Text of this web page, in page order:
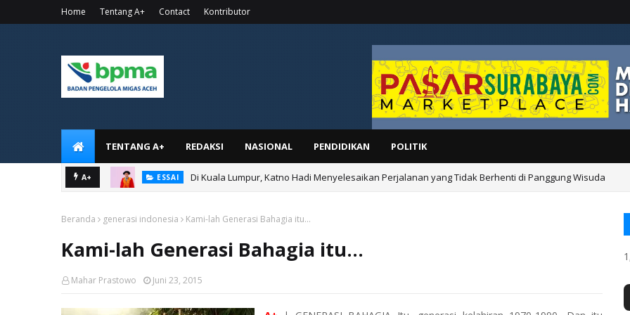
Home Tentang A+ Contact Kontributor
TENTANG A+ REDAKSI NASIONAL PENDIDIKAN POLITIK
A+ ESSAI Di Kuala Lumpur, Katno Hadi Menyelesaikan Perjalanan yang Tidak Berhenti di Panggung Wisuda
Beranda generasi indonesia Kami-lah Generasi Bahagia itu...
Kami-lah Generasi Bahagia itu...
Mahar Prastowo Juni 23, 2015